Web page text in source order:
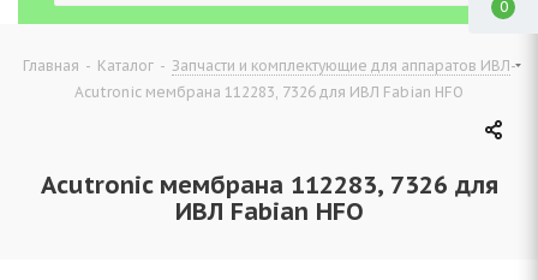
Главная - Каталог - Запчасти и комплектующие для аппаратов ИВЛ-
Acutronic мембрана 112283, 7326 для ИВЛ Fabian HFO
Acutronic мембрана 112283, 7326 для
ИВЛ Fabian HFO
0